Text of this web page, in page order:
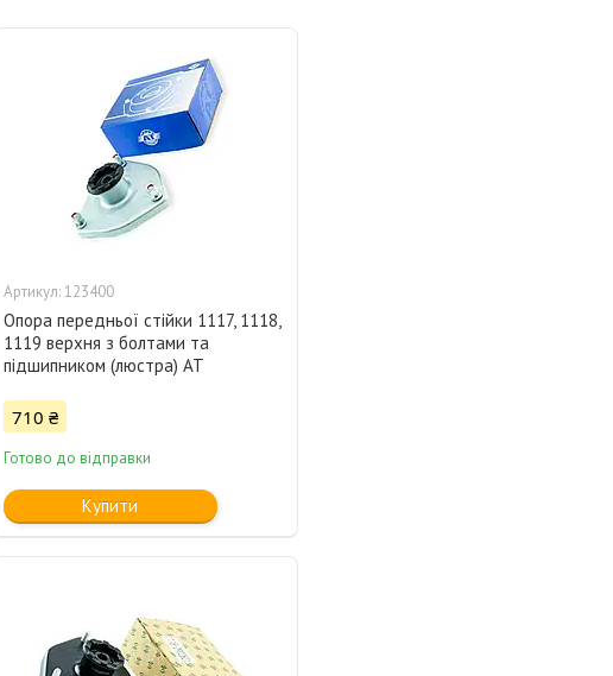
123400
Опора передньої стійки 1117, 1118,
1119 верхня з болтами та
підшипником (люстра) AT
710 ₴
Готово до відправки
Купити